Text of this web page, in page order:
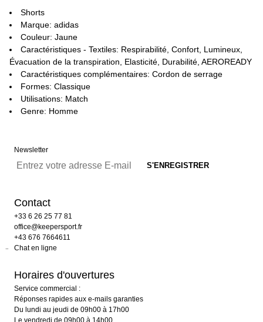
Shorts
Marque: adidas
Couleur: Jaune
Caractéristiques - Textiles: Respirabilité, Confort, Lumineux,
Évacuation de la transpiration, Elasticité, Durabilité, AEROREADY
Caractéristiques complémentaires: Cordon de serrage
Formes: Classique
Utilisations: Match
Genre: Homme
Newsletter
Contact
+33 6 26 25 77 81
office@keepersport.fr
+43 676 7664611
Chat en ligne
Horaires d'ouvertures
Service commercial :
Réponses rapides aux e-mails garanties
Du lundi au jeudi de 09h00 à 17h00
Le vendredi de 09h00 à 14h00